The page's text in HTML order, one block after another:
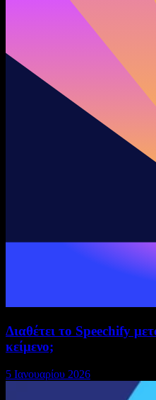
Διαθέτει το Speechify
κείμενο;
5 Ιανουαρίου 2026